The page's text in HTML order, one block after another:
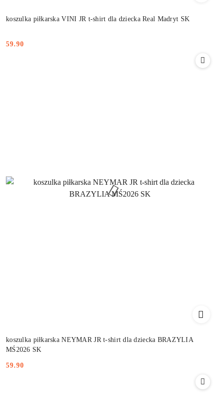
koszulka piłkarska VINI JR t-shirt dla dziecka Real Madryt SK
Cena:
59.90
koszulka piłkarska NEYMAR JR t-shirt dla dziecka BRAZYLIA
MŚ2026 SK
Cena:
59.90